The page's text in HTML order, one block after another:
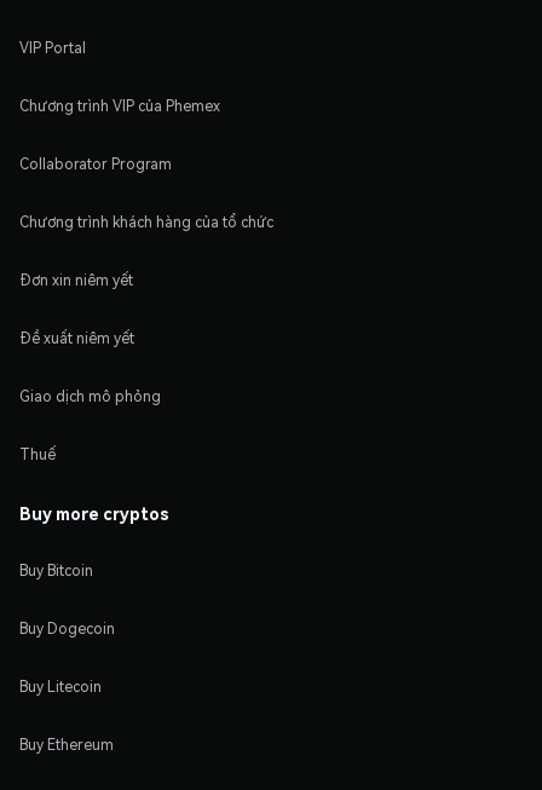
VIP Portal
Chương trình VIP của Phemex
Collaborator Program
Chương trình khách hàng của tổ chức
Đơn xin niêm yết
Đề xuất niêm yết
Giao dịch mô phỏng
Thuế
Buy more cryptos
Buy Bitcoin
Buy Dogecoin
Buy Litecoin
Buy Ethereum